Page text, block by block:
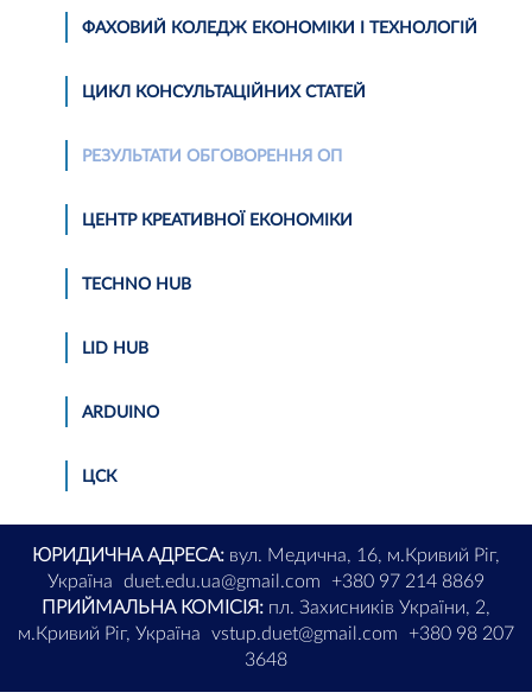
ФАХОВИЙ КОЛЕДЖ ЕКОНОМІКИ І ТЕХНОЛОГІЙ
ЦИКЛ КОНСУЛЬТАЦІЙНИХ СТАТЕЙ
РЕЗУЛЬТАТИ ОБГОВОРЕННЯ ОП
ЦЕНТР КРЕАТИВНОЇ ЕКОНОМІКИ
TECHNO HUB
LID HUB
АRDUINO
ЦСК
ЮРИДИЧНА АДРЕСА: вул. Медична, 16, м.Кривий Ріг,
Україна
duet.edu.ua@gmail.com
+380 97 214 8869
ПРИЙМАЛЬНА КОМІСІЯ: пл. Захисників України, 2,
м.Кривий Ріг, Україна
vstup.duet@gmail.com
+380 98 207
3648